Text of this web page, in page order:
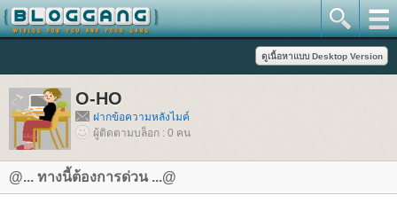
O-HO
ฝากข้อความหลังไมค์
ผู้ติดตามบล็อก : 0 คน
@... ทางนี้ต้องการด่วน ...@